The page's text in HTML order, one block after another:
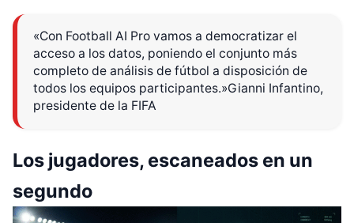
«Con Football AI Pro vamos a democratizar el
acceso a los datos, poniendo el conjunto más
completo de análisis de fútbol a disposición de
todos los equipos participantes.»Gianni Infantino,
presidente de la FIFA
Los jugadores, escaneados en un
segundo